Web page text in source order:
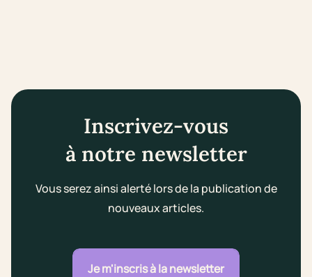
Inscrivez-vous
à notre newsletter
Vous serez ainsi alerté lors de la publication de
nouveaux articles.
Je m'inscris à la newsletter